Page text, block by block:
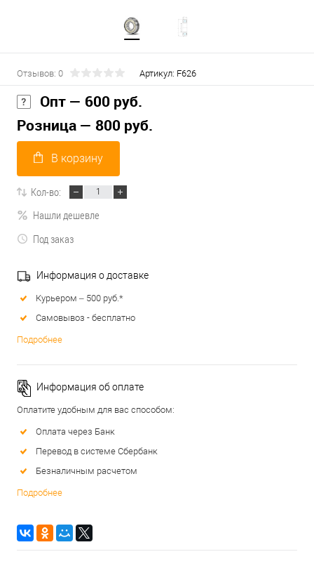
Отзывов: 0 Артикул: F626
Опт — 600 руб.
Розница — 800 руб.
В корзину
Кол-во:
Нашли дешевле
Под заказ
Информация о доставке
Курьером – 500 руб.*
Самовывоз - бесплатно
Подробнее
Информация об оплате
Оплатите удобным для вас способом:
Оплата через Банк
Перевод в системе Сбербанк
Безналичным расчетом
Подробнее